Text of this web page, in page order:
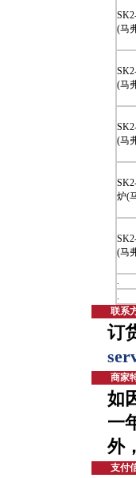
(马
(马
(马
炉(
(马
.
.
联系
订
商家特
如
一
外
支付